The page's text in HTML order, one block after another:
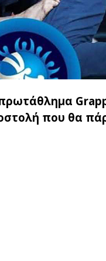
που θα